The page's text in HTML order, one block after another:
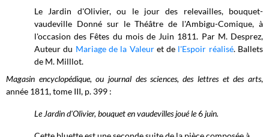
Le Jardin d'Olivier, ou le jour des relevailles, bouquet-
vaudeville Donné sur le Théâtre de l'Ambigu-Comique, à
l'occasion des Fêtes du mois de Juin 1811. Par M. Desprez,
Auteur du Mariage de la Valeuret de l'Espoir réalisé. Ballets
de M. Milllot.
Magasin encyclopédique, ou journal des sciences, des lettres et des arts,
année 1811, tome III, p. 399 :
Le Jardin d'Olivier, bouquet en vaudevilles joué le6juin.